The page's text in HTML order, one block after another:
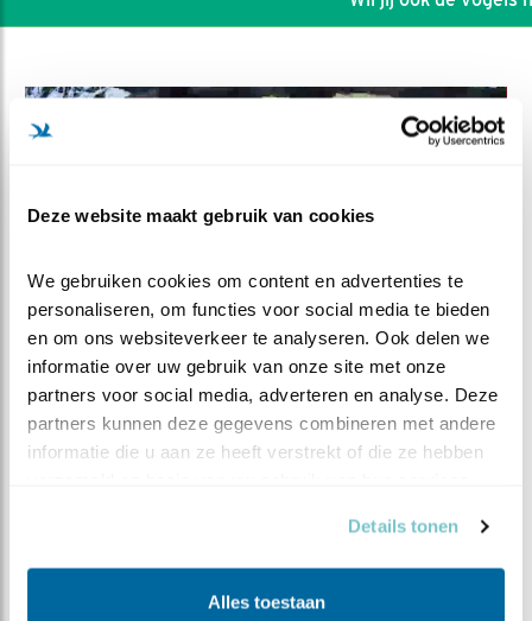
Deze website maakt gebruik van cookies
We gebruiken cookies om content en advertenties te
personaliseren, om functies voor social media te bieden
en om ons websiteverkeer te analyseren. Ook delen we
informatie over uw gebruik van onze site met onze
partners voor social media, adverteren en analyse. Deze
partners kunnen deze gegevens combineren met andere
informatie die u aan ze heeft verstrekt of die ze hebben
Details tonen
Alles toestaan
DEEL DIT FILMPJE
Jan Dagevos | Geplaatst op 18 juni 2023, 13:56 |
Vind ik leuk| Bewaar dit filmpje|
445x
Er wordt hard getraind. Het ene kuiken lijkt